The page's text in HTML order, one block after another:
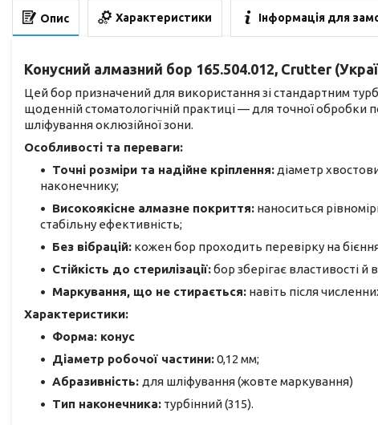
Опис Характеристики Інформація для
Конусний алмазний бор 165.504.012, Crutter
Цей бор призначений для використання зі стандартним
щоденній стоматологічній практиці — для точної обробки
шліфування оклюзійної зони.
Особливості та переваги:
Точні розміри та надійне кріплення: діаметр
наконечнику;
Високоякісне алмазне покриття: наноситься
стабільну ефективність;
Без вібрацій: кожен бор проходить перевірку на
Стійкість до стерилізації:бор зберігає властивості й
Маркування, що не стирається: навіть після
Характеристики:
Форма: конус
Діаметр робочої частини:0,12 мм;
Абразивність: для шліфування (жовте маркування)
Тип наконечника: турбінний (315).